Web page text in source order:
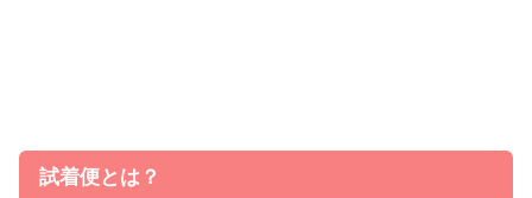
試着便とは？